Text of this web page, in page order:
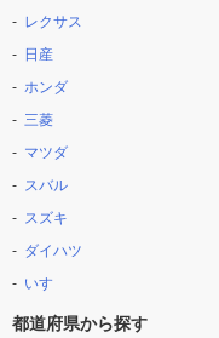
レクサス
日産
ホンダ
三菱
マツダ
スバル
スズキ
ダイハツ
いすゞ
都道府県から探す